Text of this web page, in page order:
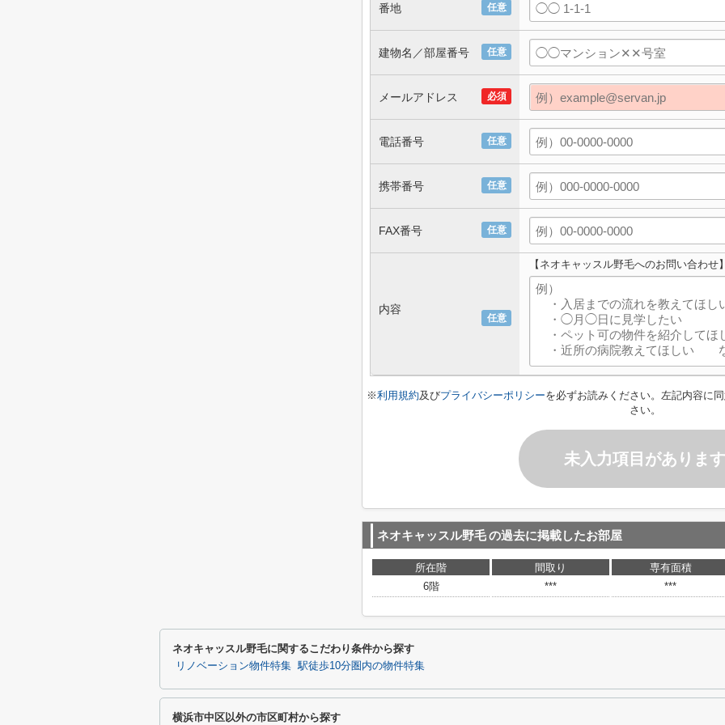
任意
番地
任意
建物名／部屋番号
必須
メールアドレス
任意
電話番号
任意
携帯番号
任意
FAX番号
任意
内容
【ネオキャッスル野毛へのお問い合わせ
※利用規約及びプライバシーポリシーを必ずお読みください。左記内容に
さい。
未入力項目があります
ネオキャッスル野毛の過去に掲載したお部屋
所在階 間取り
専有面積
6階
*** ***
ネオキャッスル野毛に関するこだわり条件から探す
リノベーション物件特集 駅徒歩10分圏内の物件特集
横浜市中区以外の市区町村から探す